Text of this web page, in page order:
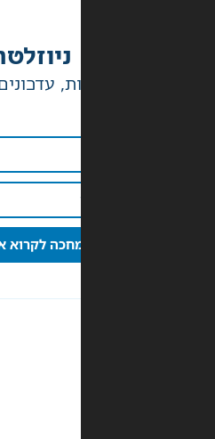
עדכונים, מבצעים וכל מה
לקרוא אתכם במייל :)